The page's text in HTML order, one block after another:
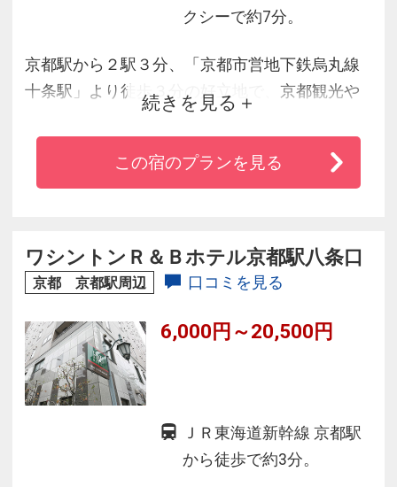
クシーで約7分。
京都駅から２駅３分、「京都市営地下鉄烏丸線
十条駅」より徒歩３分の好立地で、京都観光や
ビジネスにも最適なロケーションです。
アリストン自慢の朝食バイキングでは、地元の
新鮮食材をふんだんに使った、京都ならではの
ちで、最高の空間とサービスを提供させていた
だきます。
続きを見る
この宿のプランを見る
ワシントンＲ＆Ｂホテル京都駅八条口
京都 京都駅周辺 口コミを見る
6,000円～20,500円
ＪＲ東海道新幹線 京都駅
から徒歩で約3分。